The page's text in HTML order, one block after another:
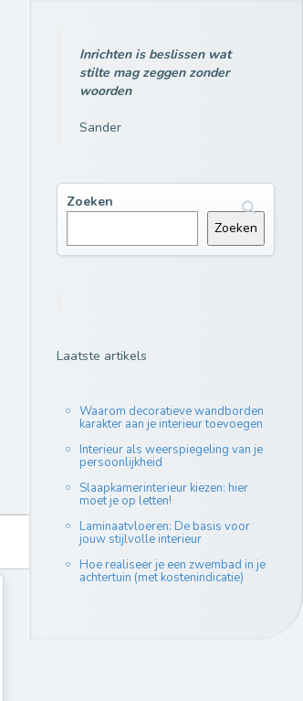
Inrichten is beslissen wat
stilte mag zeggen zonder
woorden
Sander
Zoeken
Zoeken
Laatste artikels
Waarom decoratieve wandborden
karakter aan je interieur toevoegen
Interieur als weerspiegeling van je
persoonlijkheid
Slaapkamerinterieur kiezen: hier
moet je op letten!
Laminaatvloeren: De basis voor
jouw stijlvolle interieur
Hoe realiseer je een zwembad in je
achtertuin (met kostenindicatie)